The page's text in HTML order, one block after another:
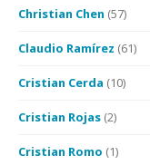
Christian Chen (57)
Claudio Ramírez (61)
Cristian Cerda (10)
Cristian Rojas (2)
Cristian Romo (1)